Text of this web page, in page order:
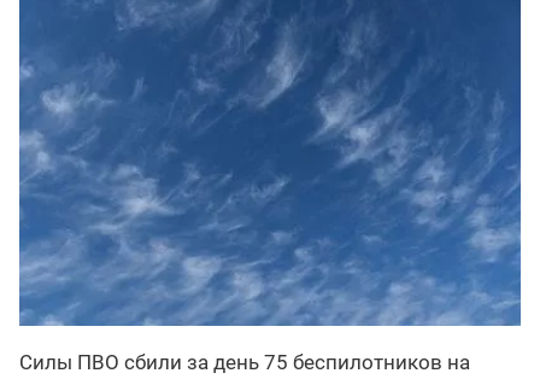
Силы ПВО сбили за день 75 беспилотников на